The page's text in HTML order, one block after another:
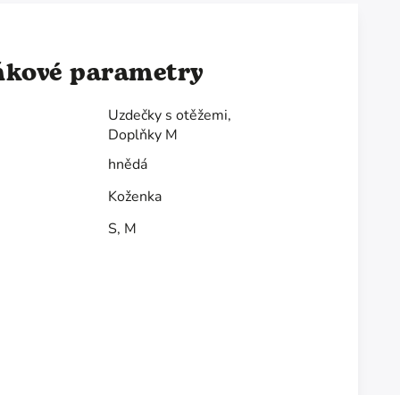
parametry
Uzdečky s otěžemi,
Doplňky M
hnědá
Koženka
S, M